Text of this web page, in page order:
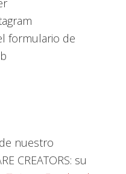
formulario de
nuestro
CREATORS: su